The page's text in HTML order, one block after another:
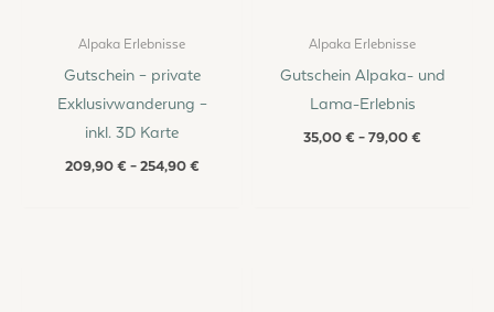
Alpaka Erlebnisse
Gutschein – private
Exklusivwanderung –
inkl. 3D Karte
209,90€ –254,90€
Alpaka Erlebnisse
Gutschein Alpaka- und
Lama-Erlebnis
35,00€ –79,00€